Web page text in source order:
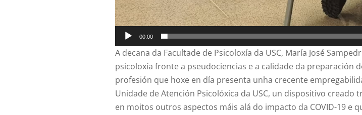
00:00
A decana da Facultade de Psicoloxía da USC, María José
psicoloxía fronte a pseudociencias e a calidade da
profesión que hoxe en día presenta unha crecente
Unidade de Atención Psicolóxica da USC, un dispositivo
en moitos outros aspectos máis alá do impacto da COVID-19 e